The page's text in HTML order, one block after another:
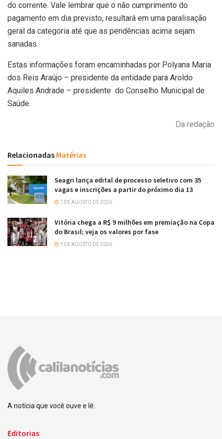
do corrente. Vale lembrar que o não cumprimento do
pagamento em dia previsto, resultará em uma paralisação
geral da categoria até que as pendências acima sejam
sanadas.
Estas informações foram encaminhadas por Polyana Maria
dos Reis Araújo – presidente da entidade para Aroldo
Aquiles Andrade – presidente do Conselho Municipal de
Saúde.
Da redação
Relacionadas Matérias
Seagri lança edital de processo seletivo com 35
vagas e inscrições a partir do próximo dia 13
7 DE AGOSTO DE 2026
Vitória chega a R$ 9 milhões em premiação na Copa
do Brasil; veja os valores por fase
7 DE AGOSTO DE 2026
A notícia que você ouve e lê.
Editorias